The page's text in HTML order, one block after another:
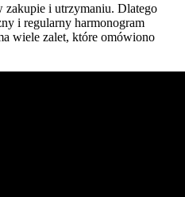
zakupie i utrzymaniu. Dlatego
i regularny harmonogram
wiele zalet, które omówiono